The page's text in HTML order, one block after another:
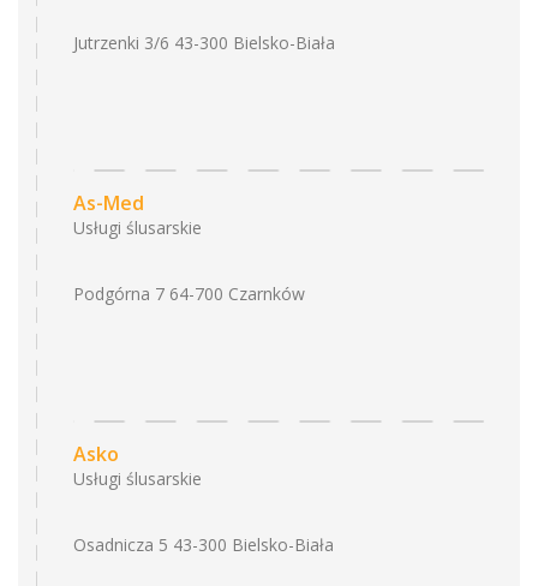
Jutrzenki 3/6 43-300 Bielsko-Biała
As-Med
Usługi ślusarskie
Podgórna 7 64-700 Czarnków
Asko
Usługi ślusarskie
Osadnicza 5 43-300 Bielsko-Biała